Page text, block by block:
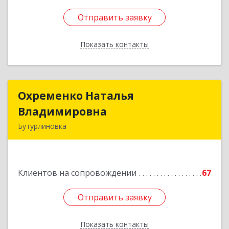
Отправить заявку
Показать контакты
Отправить заявку
Назад
Охременко Наталья
Владимировна
Бутурлиновка
Клиентов на сопровождении 67
Отправить заявку
Показать контакты
Охременко Наталья
Отправить заявку
Назад